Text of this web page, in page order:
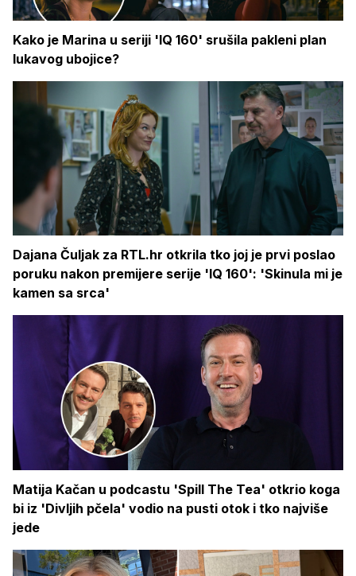
Kako je Marina u seriji 'IQ 160' srušila pakleni plan
lukavog ubojice?
Dajana Čuljak za RTL.hr otkrila tko joj je prvi poslao
poruku nakon premijere serije 'IQ 160': 'Skinula mi je
kamen sa srca'
Matija Kačan u podcastu 'Spill The Tea' otkrio koga
bi iz 'Divljih pčela' vodio na pusti otok i tko najviše
jede